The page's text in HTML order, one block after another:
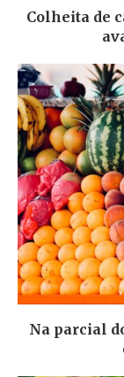
Colheita de
Na parcial